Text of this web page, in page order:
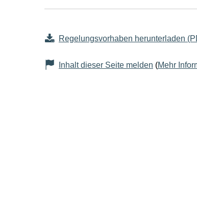
Regelungsvorhaben herunterladen
Inhalt dieser Seite melden (Mehr